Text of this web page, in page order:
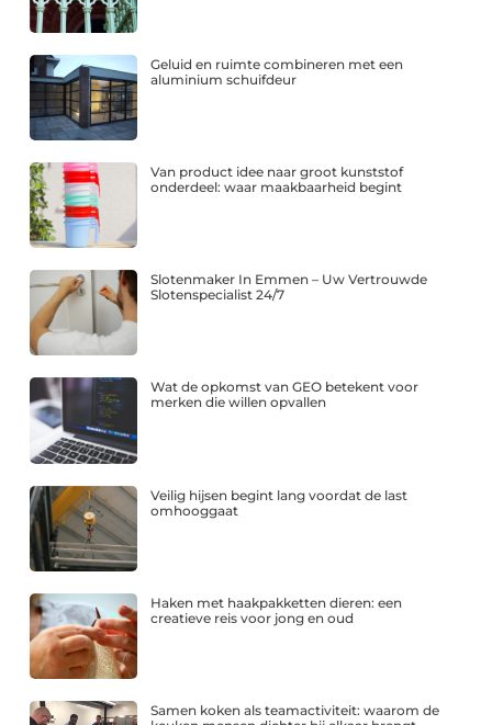
Geluid en ruimte combineren met een
aluminium schuifdeur
Van product idee naar groot kunststof
onderdeel: waar maakbaarheid begint
Slotenmaker In Emmen – Uw Vertrouwde
Slotenspecialist 24/7
Wat de opkomst van GEO betekent voor
merken die willen opvallen
Veilig hijsen begint lang voordat de last
omhooggaat
Haken met haakpakketten dieren: een
creatieve reis voor jong en oud
Samen koken als teamactiviteit: waarom de